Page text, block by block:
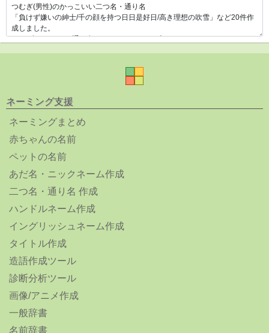
ネーミング支援
ネーミングまとめ
赤ちゃんの名前
ペットの名前
あだ名・ニックネーム作成
二つ名・通り名 作成
ハンドルネーム作成
イングリッシュネーム作成
タイトル作成
造語作成ツール
診断分析ツール
画像/アニメ作成
一般辞書
名前辞書